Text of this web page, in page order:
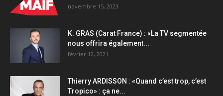
novembre 15, 2023
K. GRAS (Carat France) : «La TV segmentée
nous offrira également...
février 12, 2021
Thierry ARDISSON : «Quand c’est trop, c’est
Tropico» : ça ne...